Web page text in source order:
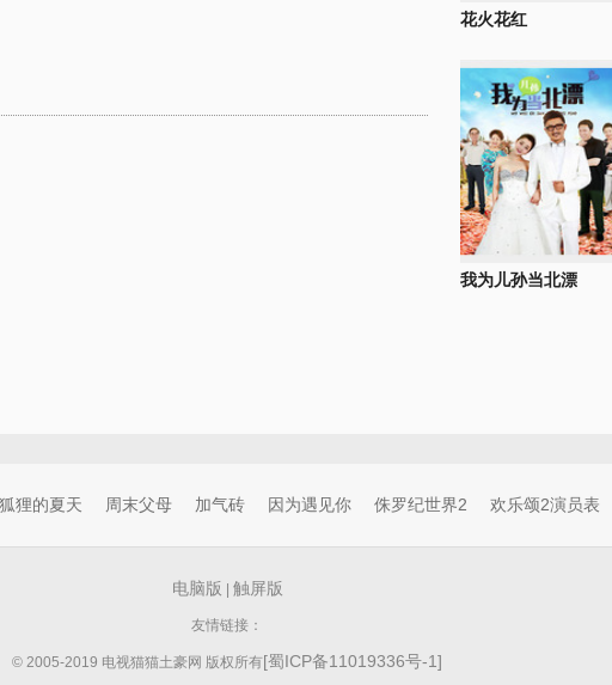
花火花红
我为儿孙当北漂
狐狸的夏天 周末父母 加气砖 因为遇见你 侏罗纪世界2 欢乐颂2演员表
电脑版 触屏版
友情链接：
© 2005-2019 电视猫猫土豪网 版权所有[蜀ICP备11019336号-1]